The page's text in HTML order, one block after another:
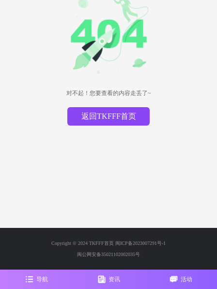
对不起！您要查看的内容走丢了~
返回TKFFF首页
Copyright © 2024 TKFFF首页 闽ICP备2023007291号-1
闽公网安备35021102002035号
导航 资讯 活动